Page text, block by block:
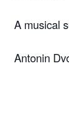
A musical
Antonin